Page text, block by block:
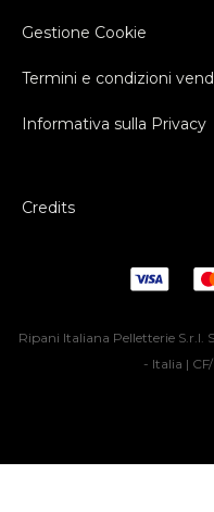
Gestione Cookie
Termini e condizioni
Informativa sulla Privacy
Credits
Ripani Italiana Pelletterie S.r.l.
- Italia |